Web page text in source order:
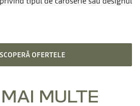
OFERTELE
MAI MULTE